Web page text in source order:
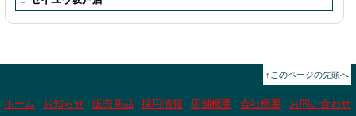
↑このページの先頭へ
ホーム お知らせ 販売商品 採用情報 店舗概要 会社概要 お問い合わせ